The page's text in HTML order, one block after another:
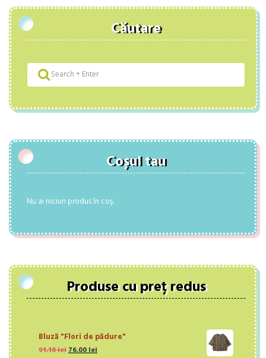
Căutare
Coșul tau
Nu ai niciun produs în coș.
Produse cu preț redus
Bluză "Flori de pădure"
91.10leiPrețul
76.00leiPrețul